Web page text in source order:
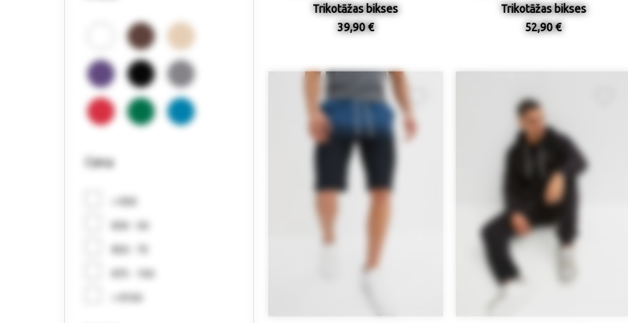
Cena
< €30
€30 - 50
€50 - 75
€75 - 150
> €150
Trikotāžas bikses
39,90 €
Trikotāžas bikses
52,90 €